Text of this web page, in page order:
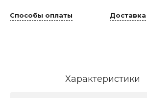
Способы оплаты Доставка
Характеристики